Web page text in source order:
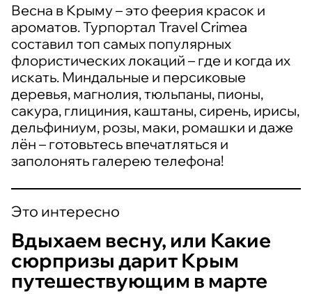
Весна в Крыму – это феерия красок и
ароматов. Турпортал Travel Crimea
составил топ самых популярных
флористических локаций – где и когда их
искать. Миндальные и персиковые
деревья, магнолия, тюльпаны, пионы,
сакура, глициния, каштаны, сирень, ирисы,
дельфиниум, розы, маки, ромашки и даже
лён – готовьтесь впечатляться и
заполонять галерею телефона!
Это интересно
Вдыхаем весну, или Какие
сюрпризы дарит Крым
путешествующим в марте